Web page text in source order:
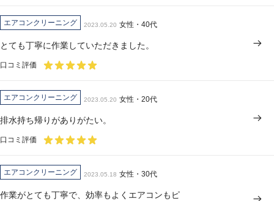
エアコンクリーニング 2023.05.20 女性・40代
とても丁寧に作業していただきました。
口コミ評価
エアコンクリーニング 2023.05.20 女性・20代
排水持ち帰りがありがたい。
口コミ評価
エアコンクリーニング 2023.05.18 女性・30代
作業がとても丁寧で、効率もよくエアコンもピ